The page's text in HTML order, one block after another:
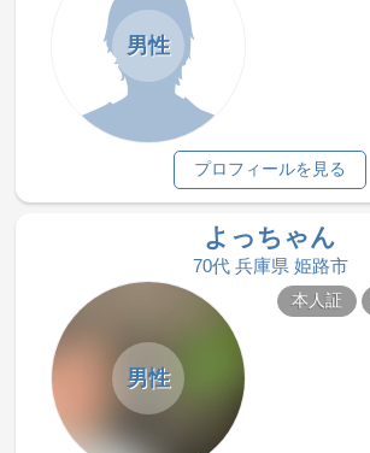
男性
プロフィールを見る
よっちゃん
70代 兵庫県 姫路市
男性
本人証